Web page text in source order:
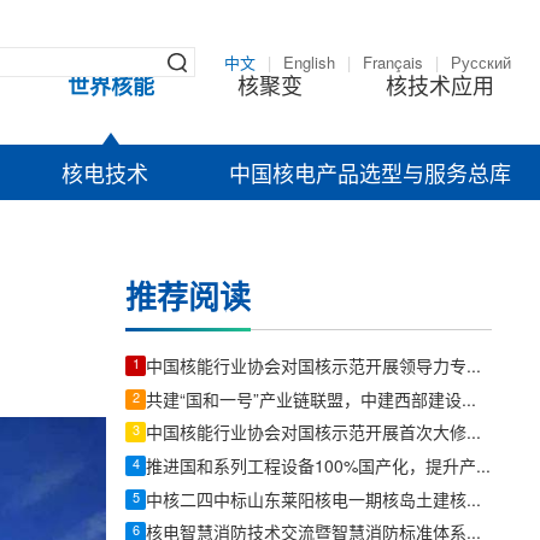
中文 English Français Русский
世界核能 核聚变 核技术应用
核电技术 中国核电产品选型与服务总库
推荐阅读
1 中国核能行业协会对国核示范开展领导力专项评估活动
2 共建“国和一号”产业链联盟，中建西部建设与上海核工院签署协议
3 中国核能行业协会对国核示范开展首次大修准备成员支持活动
4 推进国和系列工程设备100%国产化，提升产业链韧性和安全水平——上海核工程设计研究院股份有限公司采购中心副总经理左超上
5 中核二四中标山东莱阳核电一期核岛土建核心标段
6 核电智慧消防技术交流暨智慧消防标准体系研讨会在宁波顺利召开